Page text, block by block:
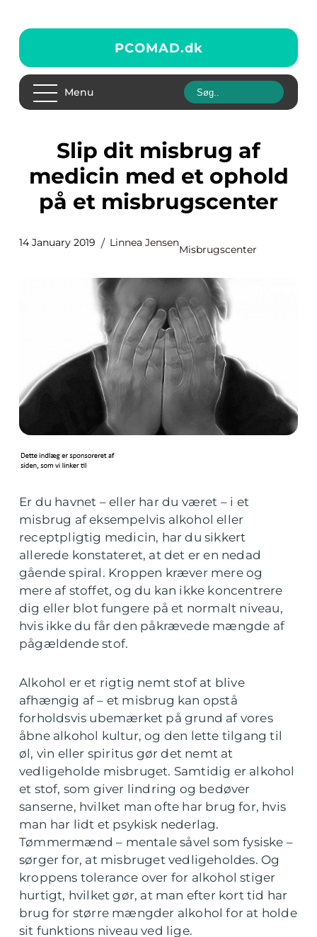
PCOMAD.dk
Menu
Slip dit misbrug af
medicin med et ophold
på et misbrugscenter
14 January 2019 Linnea Jensen
Misbrugscenter
Er du havnet – eller har du været – i et
misbrug af eksempelvis alkohol eller
receptpligtig medicin, har du sikkert
allerede konstateret, at det er en nedad
gående spiral. Kroppen kræver mere og
mere af stoffet, og du kan ikke koncentrere
dig eller blot fungere på et normalt niveau,
hvis ikke du får den påkrævede mængde af
pågældende stof.
Alkohol er et rigtig nemt stof at blive
afhængig af – et misbrug kan opstå
forholdsvis ubemærket på grund af vores
åbne alkohol kultur, og den lette tilgang til
øl, vin eller spiritus gør det nemt at
vedligeholde misbruget. Samtidig er alkohol
et stof, som giver lindring og bedøver
sanserne, hvilket man ofte har brug for, hvis
man har lidt et psykisk nederlag.
Tømmermænd – mentale såvel som fysiske –
sørger for, at misbruget vedligeholdes. Og
kroppens tolerance over for alkohol stiger
hurtigt, hvilket gør, at man efter kort tid har
brug for større mængder alkohol for at holde
sit funktions niveau ved lige.